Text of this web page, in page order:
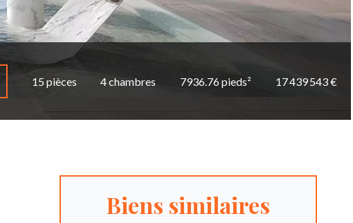
15 pièces 4 chambres 7936.76 pieds² 17 439 543 €
Biens similaires